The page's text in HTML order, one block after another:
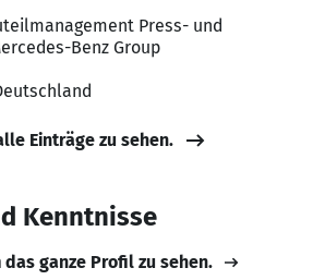
Press- und
Benz Group
Einträge zu sehen.
Kenntnisse
ganze Profil zu sehen.